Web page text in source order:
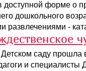
доступной форме о
дошкольного
развлечениями -
саду прошла
и